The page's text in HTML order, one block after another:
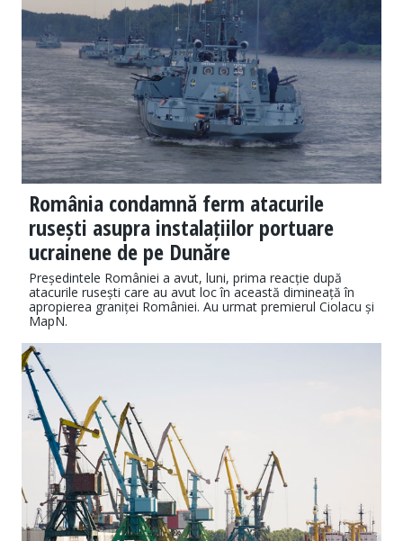
România condamnă ferm atacurile
rusești asupra instalațiilor portuare
ucrainene de pe Dunăre
Președintele României a avut, luni, prima reacție după
atacurile rusești care au avut loc în această dimineață în
apropierea graniței României. Au urmat premierul Ciolacu și
MapN.